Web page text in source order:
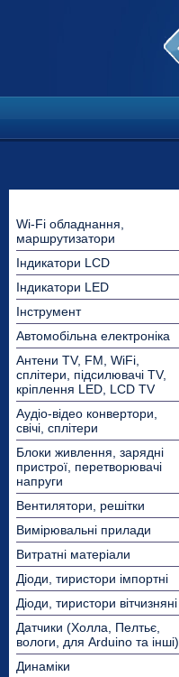
Wi-Fi обладнання,
маршрутизатори
Індикатори LCD
Індикатори LED
Інструмент
Автомобільна електроніка
Антени TV, FM, WiFi,
сплітери, підсилювачі TV,
кріплення LED, LCD TV
Аудіо-відео конвертори,
свічі, сплітери
Блоки живлення, зарядні
пристрої, перетворювачі
напруги
Вентилятори, решітки
Вимірювальні прилади
Витратні матеріали
Діоди, тиристори імпортні
Діоди, тиристори вітчизняні
Датчики (Холла, Пелтьє,
вологи, для Arduino та інші)
Динаміки